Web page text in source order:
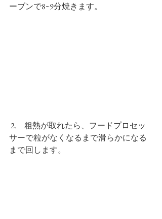
ーブンで8~9分焼きます。
サーで粒がなくなるまで滑らかになる
まで回します。